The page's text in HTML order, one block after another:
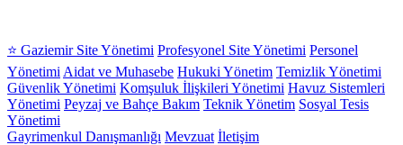
⭐ Gaziemir Site Yönetimi Profesyonel Site Yönetimi Personel
Yönetimi Aidat ve Muhasebe Hukuki Yönetim Temizlik Yönetimi
Güvenlik Yönetimi Komşuluk İlişkileri Yönetimi Havuz Sistemleri
Yönetimi Peyzaj ve Bahçe Bakım Teknik Yönetim Sosyal Tesis
Yönetimi
Gayrimenkul Danışmanlığı Mevzuat İletişim